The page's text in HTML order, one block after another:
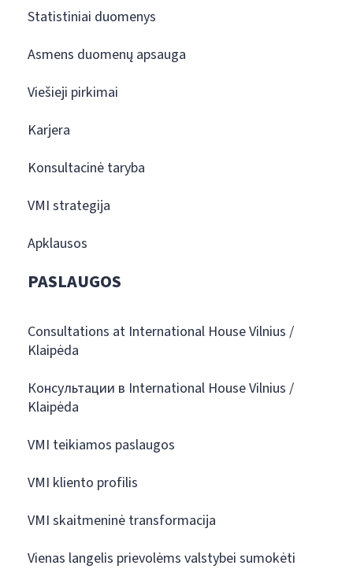
Statistiniai duomenys
Asmens duomenų apsauga
Viešieji pirkimai
Karjera
Konsultacinė taryba
VMI strategija
Apklausos
PASLAUGOS
Consultations at International House Vilnius /
Klaipėda
Консультации в International House Vilnius /
Klaipėda
VMI teikiamos paslaugos
VMI kliento profilis
VMI skaitmeninė transformacija
Vienas langelis prievolėms valstybei sumokėti